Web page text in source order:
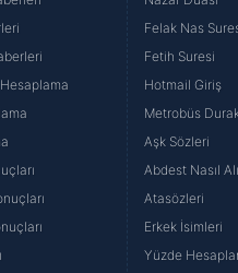
Felak Nas
Fetih Suresi
Hotmail Giriş
Metrobüs
Aşk Sözleri
Abdest Nasıl
Atasözleri
Erkek İsimleri
Yüzde